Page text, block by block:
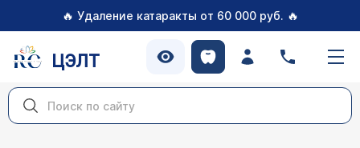
🔥 Удаление катаракты от 60 000 руб. 🔥
ЦЭЛТ